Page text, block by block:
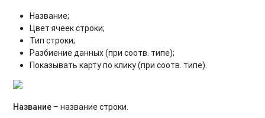
Название;
Цвет ячеек строки;
Тип строки;
Разбиение данных (при соотв. типе);
Показывать карту по клику (при соотв. типе).
Название – название строки.